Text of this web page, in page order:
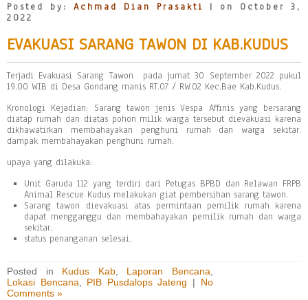
Posted by: Achmad Dian Prasakti
| on October 3,
2022
EVAKUASI SARANG TAWON DI KAB.KUDUS
Terjadi Evakuasi Sarang Tawon pada jumat 30 September 2022 pukul
19.00 WIB di Desa Gondang manis RT.07 / RW.02 Kec.Bae Kab.Kudus.
Kronologi Kejadian: Sarang tawon jenis Vespa Affinis yang bersarang
diatap rumah dan diatas pohon milik warga tersebut dievakuasi karena
dikhawatirkan membahayakan penghuni rumah dan warga sekitar.
dampak membahayakan penghuni rumah.
upaya yang dilakuka:
Unit Garuda 112 yang terdiri dari Petugas BPBD dan Relawan FRPB
Animal Rescue Kudus melakukan giat pembersihan sarang tawon.
Sarang tawon dievakuasi atas permintaan pemilik rumah karena
dapat mengganggu dan membahayakan pemilik rumah dan warga
sekitar.
status penanganan selesai.
Posted in Kudus Kab, Laporan Bencana
Lokasi Bencana
PIB Pusdalops Jateng | No
Comments »